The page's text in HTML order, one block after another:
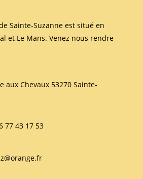
Sainte-Suzanne est situé en
et Le Mans. Venez nous rendre
aux Chevaux 53270 Sainte-
77 43 17 53